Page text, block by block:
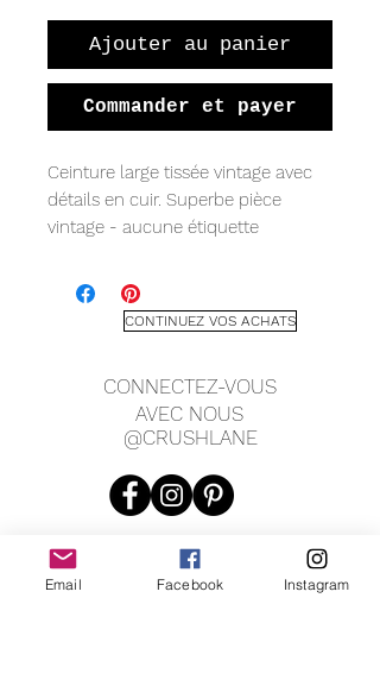
Ajouter au panier
Commander et payer
Ceinture large tissée vintage avec
détails en cuir. Superbe pièce
vintage - aucune étiquette
matériaux ou la taille. Mesure 3" de
large, 37" de long, convient aux
tailles de 31" à 35".
CONTINUEZ VOS ACHATS
CONNECTEZ-VOUS
AVEC NOUS
@CRUSHLANE
Email Facebook Instagram